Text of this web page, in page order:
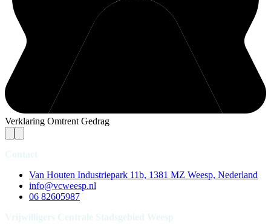
Verklaring Omtrent Gedrag
Van Houten Industriepark 11b, 1381 MZ Weesp, Nederland
info@vcweesp.nl
06 82605987